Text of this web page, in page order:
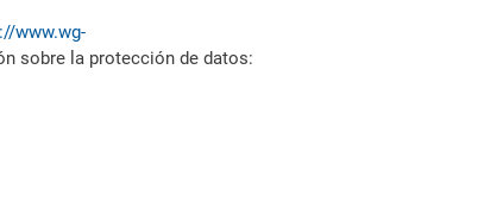
www.wg-
sobre la protección de datos: